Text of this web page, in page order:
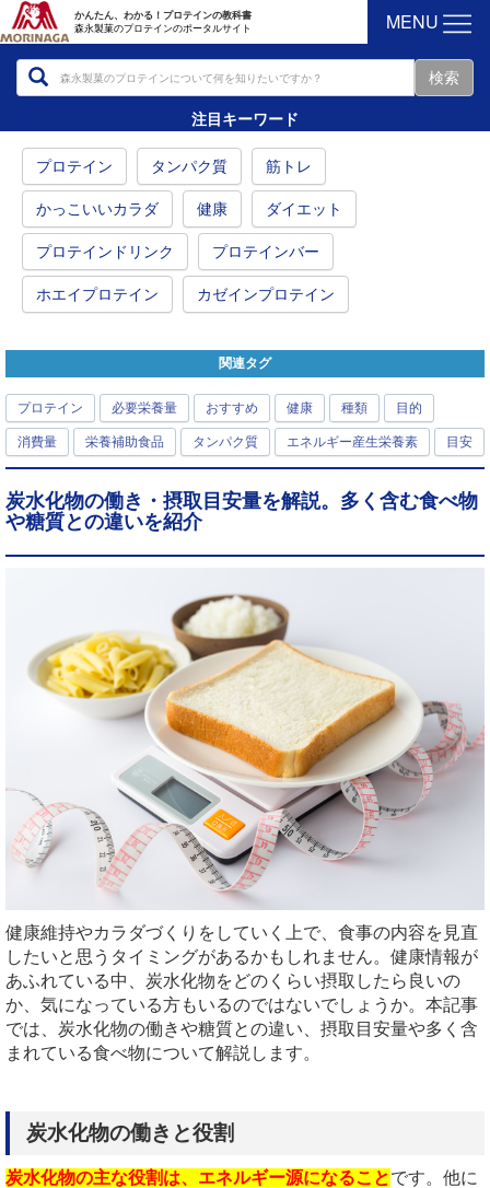
かんたん、わかる！プロテインの教科書
森永製菓のプロテインのポータルサイト
MENU
注目キーワード
プロテイン タンパク質 筋トレ
かっこいいカラダ 健康 ダイエット
プロテインドリンク プロテインバー
ホエイプロテイン カゼインプロテイン
関連タグ
プロテイン 必要栄養量 おすすめ 健康 種類 目的
消費量 栄養補助食品 タンパク質 エネルギー産生栄養素 目安
炭水化物の働き・摂取目安量を解説。多く含む食べ物
や糖質との違いを紹介
健康維持やカラダづくりをしていく上で、食事の内容を見直
したいと思うタイミングがあるかもしれません。健康情報が
あふれている中、炭水化物をどのくらい摂取したら良いの
か、気になっている方もいるのではないでしょうか。本記事
では、炭水化物の働きや糖質との違い、摂取目安量や多く含
まれている食べ物について解説します。
炭水化物の働きと役割
炭水化物の主な役割は、エネルギー源になることです。他に